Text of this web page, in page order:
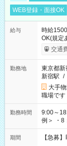
WEB登録・面接OK
給与
時給
OK(規定
交通
勤務地
東京都新
新宿駅 /
大手
職場です
勤務時間
9:00～18:00（実動8
例＞ ・8
・13：
期間 【急募